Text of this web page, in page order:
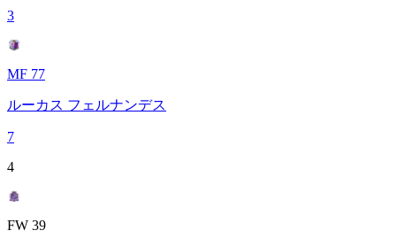
3
MF 77
ルーカス フェルナンデス
7
4
FW 39